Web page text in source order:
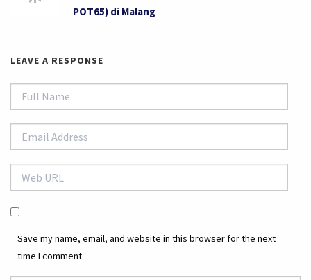
POT65) di Malang
LEAVE A RESPONSE
Save my name, email, and website in this browser for the next
time I comment.